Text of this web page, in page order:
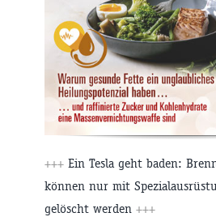
+++ Ein Tesla geht baden:
können nur mit
gelöscht werden +++